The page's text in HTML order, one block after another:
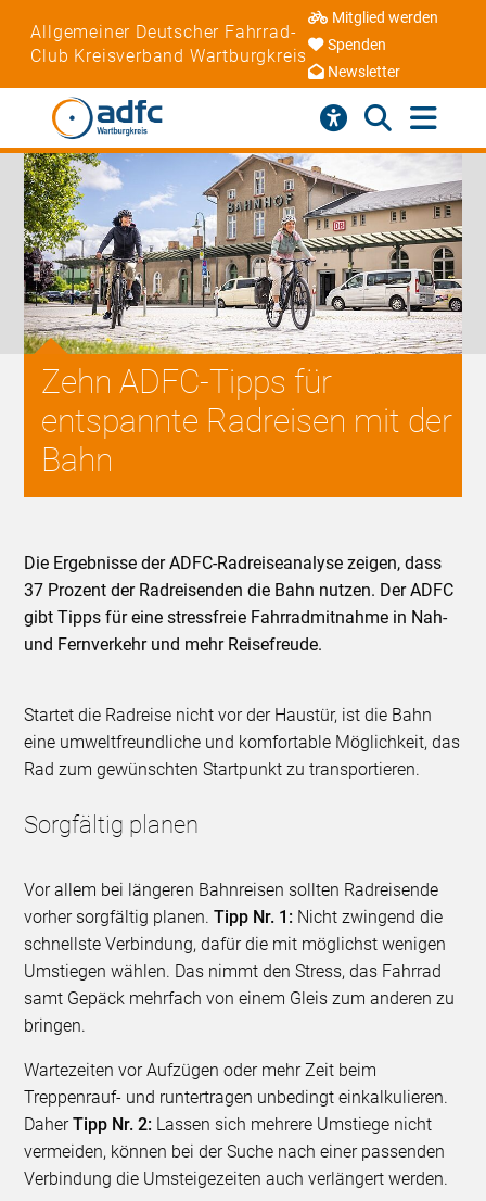
Allgemeiner Deutscher Fahrrad-
Club Kreisverband Wartburgkreis
Mitglied werden
Spenden
Newsletter
Zehn ADFC-Tipps für
entspannte Radreisen mit der
Bahn
Die Ergebnisse der ADFC-Radreiseanalyse zeigen, dass
37 Prozent der Radreisenden die Bahn nutzen. Der ADFC
gibt Tipps für eine stressfreie Fahrradmitnahme in Nah-
und Fernverkehr und mehr Reisefreude.
Startet die Radreise nicht vor der Haustür, ist die Bahn
eine umweltfreundliche und komfortable Möglichkeit, das
Rad zum gewünschten Startpunkt zu transportieren.
Sorgfältig planen
Vor allem bei längeren Bahnreisen sollten Radreisende
vorher sorgfältig planen.Tipp Nr. 1: Nicht zwingend die
schnellste Verbindung, dafür die mit möglichst wenigen
Umstiegen wählen. Das nimmt den Stress, das Fahrrad
samt Gepäck mehrfach von einem Gleis zum anderen zu
bringen.
Wartezeiten vor Aufzügen oder mehr Zeit beim
Treppenrauf- und runtertragen unbedingt einkalkulieren.
DaherTipp Nr. 2: Lassen sich mehrere Umstiege nicht
vermeiden, können bei der Suche nach einer passenden
Verbindung die Umsteigezeiten auch verlängert werden.